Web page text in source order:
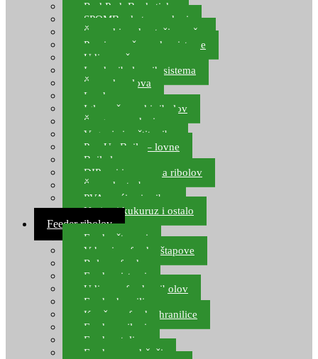
Rod Pod, Banksticks
SPOMB rakete, markeri
Šaranski podmetači, mreže
Pernice za šaranske sisteme
Udice za šarana, amura
Izrada ribolovnih sistema
Šaranska olova
Leadcore
Igle za šaranski ribolov
Špage, upredenice
Vaganje i zaštita ribe
Pop Up Boile – lovne
Boile lovne
DIP-ovi i arome za ribolov
Šaranske torbe
PVA vrećice i pribor
Umjetni kukuruz i ostalo
Feeder ribolov
Feeder štapovi
Vrhovi za feeder štapove
Role za feeder
Feeder sistemi
Udice za feeder ribolov
Feeder hranilice
Kopče za feeder hranilice
Feeder najloni
Feeder stolice
Feeder arm držači